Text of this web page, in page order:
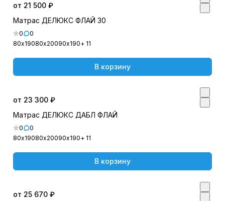
от 21 500 ₽
Матрас ДЕЛЮКС ФЛАЙ 30
0
0
80х19080х20090х190+ 11
В корзину
от 23 300 ₽
Матрас ДЕЛЮКС ДАБЛ ФЛАЙ
0
0
80х19080х20090х190+ 11
В корзину
от 25 670 ₽